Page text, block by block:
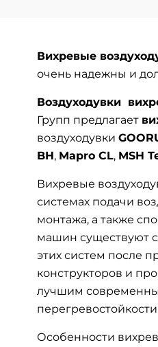
Вихревые
очень надежны и
Воздуходувки
Групп предлагает
воздуходувки
BH, Mapro CL, MSH
Вихревые
системах подачи
монтажа, а также
машин существуют
этих систем после
конструкторов и
лучшим
Особенности